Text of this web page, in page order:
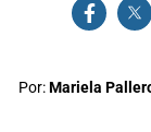
Por:Mariela